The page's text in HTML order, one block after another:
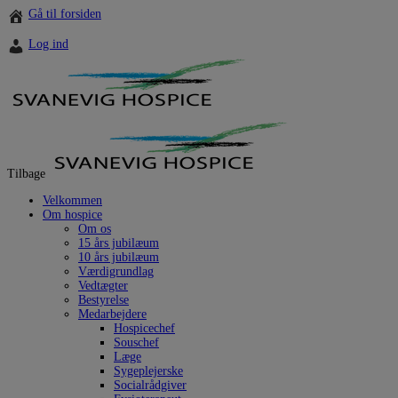
Hop
til
indholdet
Gå til forsiden
Log ind
Tilbage
Velkommen
Om hospice
Om os
15 års jubilæum
10 års jubilæum
Værdigrundlag
Vedtægter
Bestyrelse
Medarbejdere
Hospicechef
Souschef
Læge
Sygeplejerske
Socialrådgiver